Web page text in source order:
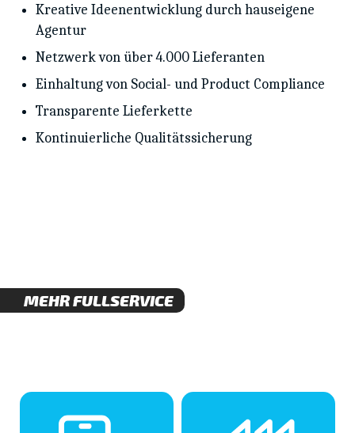
Kreative Ideenentwicklung durch hauseigene
Agentur
Netzwerk von über 4.000 Lieferanten
Einhaltung von Social- und Product Compliance
Transparente Lieferkette
Kontinuierliche Qualitätssicherung
MEHR FULLSERVICE